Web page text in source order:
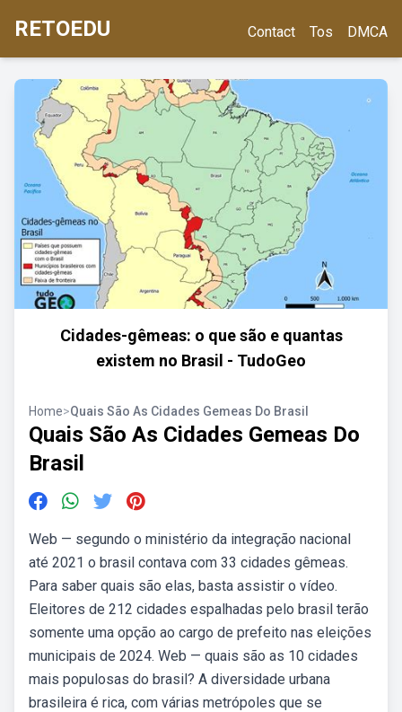
RETOEDU Contact Tos DMCA
Cidades-gêmeas: o que são e quantas
existem no Brasil - TudoGeo
Home>Quais São As Cidades Gemeas Do Brasil
Quais São As Cidades Gemeas Do
Brasil
Web — segundo o ministério da integração nacional
até 2021 o brasil contava com 33 cidades gêmeas.
Para saber quais são elas, basta assistir o vídeo.
Eleitores de 212 cidades espalhadas pelo brasil terão
somente uma opção ao cargo de prefeito nas eleições
municipais de 2024. Web — quais são as 10 cidades
mais populosas do brasil? A diversidade urbana
brasileira é rica, com várias metrópoles que se